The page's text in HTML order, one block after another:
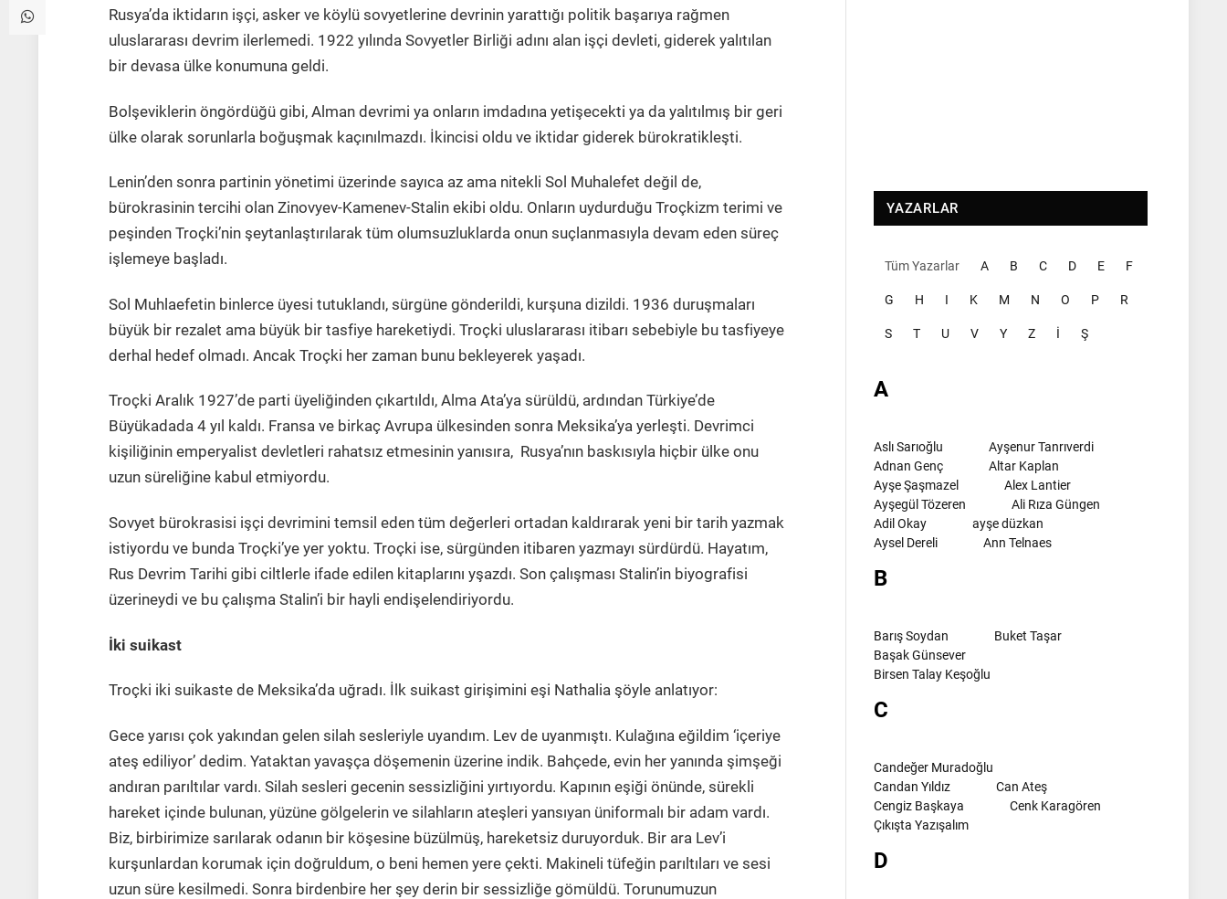
Rusya’da iktidarın işçi, asker ve köylü sovyetlerine devrinin yarattığı politik başarıya rağmen
uluslararası devrim ilerlemedi. 1922 yılında Sovyetler Birliği adını alan işçi devleti, giderek yalıtılan
bir devasa ülke konumuna geldi.
Bolşeviklerin öngördüğü gibi, Alman devrimi ya onların imdadına yetişecekti ya da yalıtılmış bir geri
ülke olarak sorunlarla boğuşmak kaçınılmazdı. İkincisi oldu ve iktidar giderek bürokratikleşti.
Lenin’den sonra partinin yönetimi üzerinde sayıca az ama nitekli Sol Muhalefet değil de,
bürokrasinin tercihi olan Zinovyev-Kamenev-Stalin ekibi oldu. Onların uydurduğu Troçkizm terimi ve
peşinden Troçki’nin şeytanlaştırılarak tüm olumsuzluklarda onun suçlanmasıyla devam eden süreç
işlemeye başladı.
Sol Muhlaefetin binlerce üyesi tutuklandı, sürgüne gönderildi, kurşuna dizildi. 1936 duruşmaları
büyük bir rezalet ama büyük bir tasfiye hareketiydi. Troçki uluslararası itibarı sebebiyle bu tasfiyeye
derhal hedef olmadı. Ancak Troçki her zaman bunu bekleyerek yaşadı.
Troçki Aralık 1927’de parti üyeliğinden çıkartıldı, Alma Ata’ya sürüldü, ardından Türkiye’de
Büyükadada 4 yıl kaldı. Fransa ve birkaç Avrupa ülkesinden sonra Meksika’ya yerleşti. Devrimci
kişiliğinin emperyalist devletleri rahatsız etmesinin yanısıra, Rusya’nın baskısıyla hiçbir ülke onu
uzun süreliğine kabul etmiyordu.
Sovyet bürokrasisi işçi devrimini temsil eden tüm değerleri ortadan kaldırarak yeni bir tarih yazmak
istiyordu ve bunda Troçki’ye yer yoktu. Troçki ise, sürgünden itibaren yazmayı sürdürdü. Hayatım,
Rus Devrim Tarihi gibi ciltlerle ifade edilen kitaplarını yşazdı. Son çalışması Stalin’in biyografisi
üzerineydi ve bu çalışma Stalin’i bir hayli endişelendiriyordu.
İki suikast
Troçki iki suikaste de Meksika’da uğradı. İlk suikast girişimini eşi Nathalia şöyle anlatıyor:
Gece yarısı çok yakından gelen silah sesleriyle uyandım. Lev de uyanmıştı. Kulağına eğildim ‘içeriye
ateş ediliyor’ dedim. Yataktan yavaşça döşemenin üzerine indik. Bahçede, evin her yanında şimşeği
andıran parıltılar vardı. Silah sesleri gecenin sessizliğini yırtıyordu. Kapının eşiği önünde, sürekli
hareket içinde bulunan, yüzüne gölgelerin ve silahların ateşleri yansıyan üniformalı bir adam vardı.
Biz, birbirimize sarılarak odanın bir köşesine büzülmüş, hareketsiz duruyorduk. Bir ara Lev’i
kurşunlardan korumak için doğruldum, o beni hemen yere çekti. Makineli tüfeğin parıltıları ve sesi
uzun süre kesilmedi. Sonra birdenbire her şey derin bir sessizliğe gömüldü. Torunumuzun
YAZARLAR
Tüm Yazarlar A B C D E F
G H I K M N O P R
S T U V Y Z İ Ş
A
Aslı Sarıoğlu
Ayşenur Tanrıverdi
Adnan Genç
Altar Kaplan
Ayşe Şaşmazel
Alex Lantier
Ayşegül Tözeren
Ali Rıza Güngen
Adil Okay
ayşe düzkan
Aysel Dereli
Ann Telnaes
B
Barış Soydan
Buket Taşar
Başak Günsever
Birsen Talay Keşoğlu
C
Candeğer Muradoğlu
Candan Yıldız
Can Ateş
Cengiz Başkaya
Cenk Karagören
Çıkışta Yazışalım
D